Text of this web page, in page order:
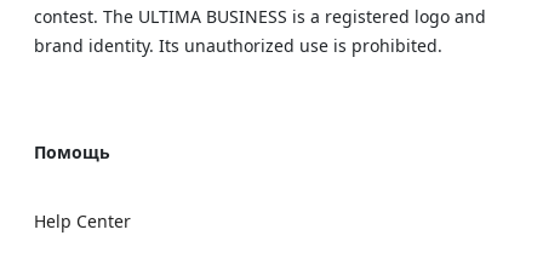
contest. The ULTIMA BUSINESS is a registered logo and
brand identity. Its unauthorized use is prohibited.
Помощь
Help Center